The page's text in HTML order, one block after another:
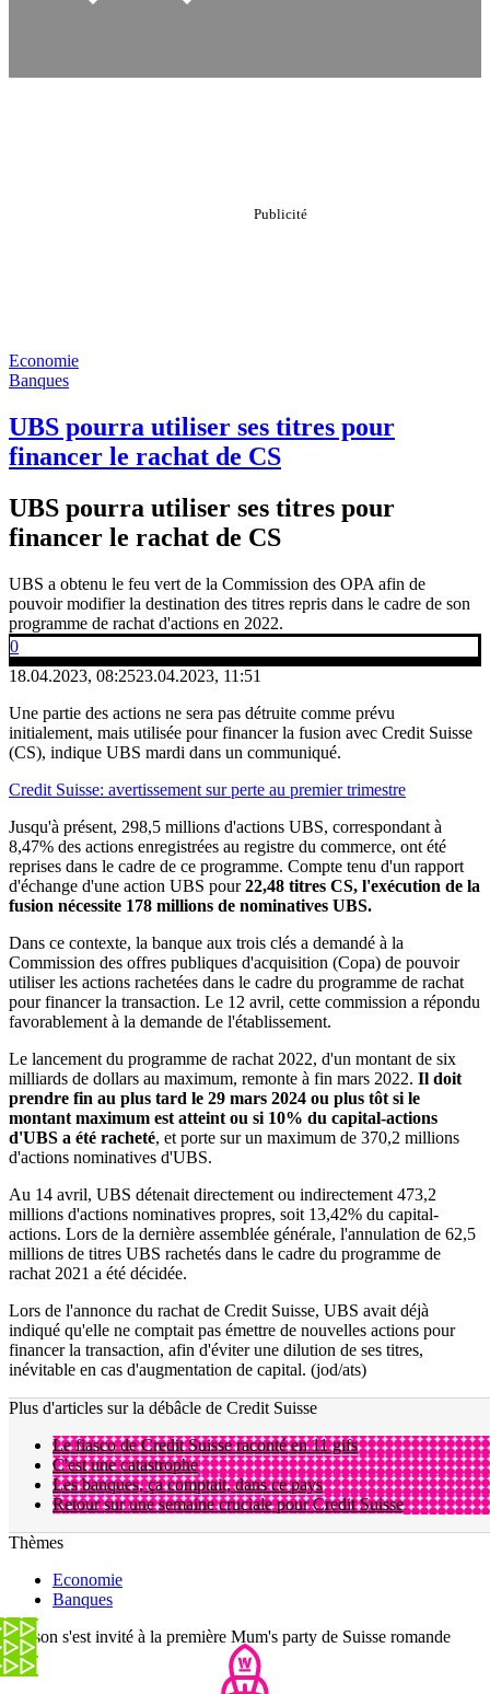
Economie
Banques
UBS pourra utiliser ses titres pour
financer le rachat de CS
UBS pourra utiliser ses titres pour
financer le rachat de CS
UBS a obtenu le feu vert de la Commission des OPA afin de
pouvoir modifier la destination des titres repris dans le cadre de son
programme de rachat d'actions en 2022.
0
18.04.2023, 08:2523.04.2023, 11:51
Une partie des actions ne sera pas détruite comme prévu
initialement, mais utilisée pour financer la fusion avec Credit Suisse
(CS), indique UBS mardi dans un communiqué.
Credit Suisse: avertissement sur perte au premier trimestre
Jusqu'à présent, 298,5 millions d'actions UBS, correspondant à
8,47% des actions enregistrées au registre du commerce, ont été
reprises dans le cadre de ce programme. Compte tenu d'un rapport
d'échange d'une action UBS pour22,48 titres CS, l'exécution de la
fusion nécessite 178 millions de nominatives UBS.
Dans ce contexte, la banque aux trois clés a demandé à la
Commission des offres publiques d'acquisition (Copa) de pouvoir
utiliser les actions rachetées dans le cadre du programme de rachat
pour financer la transaction. Le 12 avril, cette commission a répondu
favorablement à la demande de l'établissement.
Le lancement du programme de rachat 2022, d'un montant de six
milliards de dollars au maximum, remonte à fin mars 2022. Il doit
prendre fin au plus tard le 29 mars 2024 ou plus tôt si le
montant maximum est atteint ou si 10% du capital-actions
d'UBS a été racheté, et porte sur un maximum de 370,2 millions
d'actions nominatives d'UBS.
Au 14 avril, UBS détenait directement ou indirectement 473,2
millions d'actions nominatives propres, soit 13,42% du capital-
actions. Lors de la dernière assemblée générale, l'annulation de 62,5
millions de titres UBS rachetés dans le cadre du programme de
rachat 2021 a été décidée.
Lors de l'annonce du rachat de Credit Suisse, UBS avait déjà
indiqué qu'elle ne comptait pas émettre de nouvelles actions pour
financer la transaction, afin d'éviter une dilution de ses titres,
inévitable en cas d'augmentation de capital. (jod/ats)
Plus d'articles sur la débâcle de Credit Suisse
Le fiasco de Credit Suisse raconté en 11 gifs
C'est une catastrophe
Les banques, ça comptait, dans ce pays
Retour sur une semaine cruciale pour Credit Suisse
Thèmes
Economie
Banques
watson s'est invité à la première Mum's party de Suisse romande